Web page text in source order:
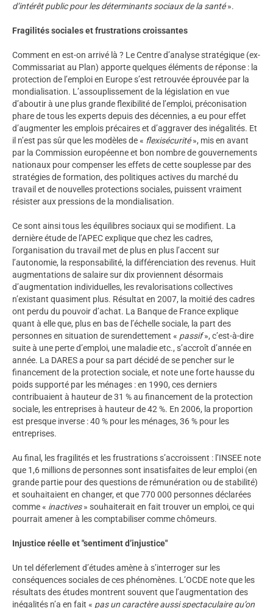
d’intérêt public pour les déterminants sociaux de la santé».
Fragilités sociales et frustrations croissantes
Comment en est-on arrivé là ? Le Centre d’analyse stratégique (ex-
Commissariat au Plan) apporte quelques éléments de réponse : la
protection de l’emploi en Europe s’est retrouvée éprouvée par la
mondialisation. L’assouplissement de la législation en vue
d’aboutir à une plus grande flexibilité de l’emploi, préconisation
phare de tous les experts depuis des décennies, a eu pour effet
d’augmenter les emplois précaires et d’aggraver des inégalités. Et
il n’est pas sûr que les modèles de « flexisécurité», mis en avant
par la Commission européenne et bon nombre de gouvernements
nationaux pour compenser les effets de cette souplesse par des
stratégies de formation, des politiques actives du marché du
travail et de nouvelles protections sociales, puissent vraiment
résister aux pressions de la mondialisation.
Ce sont ainsi tous les équilibres sociaux qui se modifient. La
dernière étude de l’APEC explique que chez les cadres,
l’organisation du travail met de plus en plus l’accent sur
l’autonomie, la responsabilité, la différenciation des revenus. Huit
augmentations de salaire sur dix proviennent désormais
d’augmentation individuelles, les revalorisations collectives
n’existant quasiment plus. Résultat en 2007, la moitié des cadres
ont perdu du pouvoir d’achat. La Banque de France explique
quant à elle que, plus en bas de l’échelle sociale, la part des
personnes en situation de surendettement « passif», c’est-à-dire
suite à une perte d’emploi, une maladie etc., s’accroît d’année en
année. La DARES a pour sa part décidé de se pencher sur le
financement de la protection sociale, et note une forte hausse du
poids supporté par les ménages : en 1990, ces derniers
contribuaient à hauteur de 31 % au financement de la protection
sociale, les entreprises à hauteur de 42 %. En 2006, la proportion
est presque inverse : 40 % pour les ménages, 36 % pour les
entreprises.
Au final, les fragilités et les frustrations s’accroissent : l’INSEE note
que 1,6 millions de personnes sont insatisfaites de leur emploi (en
grande partie pour des questions de rémunération ou de stabilité)
et souhaitaient en changer, et que 770 000 personnes déclarées
comme « inactives» souhaiterait en fait trouver un emploi, ce qui
pourrait amener à les comptabiliser comme chômeurs.
Injustice réelle et "sentiment d’injustice"
Un tel déferlement d’études amène à s’interroger sur les
conséquences sociales de ces phénomènes. L’OCDE note que les
résultats des études montrent souvent que l’augmentation des
inégalités n’a en fait « pas un caractère aussi spectaculaire qu’on